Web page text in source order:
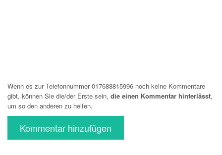
Wenn es zur Telefonnummer 017688815996 noch keine Kommentare
gibt, können Sie die/der Erste sein, die einen Kommentar hinterlässt,
um so den anderen zu helfen.
Kommentar hinzufügen